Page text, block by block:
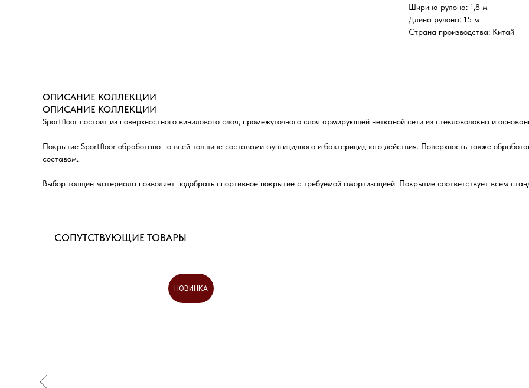
Ширина рулона: 1,8 м
Длина рулона: 15 м
Страна производства: Китай
ОПИСАНИЕ КОЛЛЕКЦИИ
ОПИСАНИЕ КОЛЛЕКЦИИ
Sportfloor состоит из поверхностного винилового слоя, промежуточного слоя армирующей нетканой сети из стекловолокна и
Покрытие Sportfloor обработано по всей толщине составами фунгицидного и бактерицидного действия. Поверхность также
составом.
Выбор толщин материала позволяет подобрать спортивное покрытие с требуемой амортизацией. Покрытие соответствует всем
СОПУТСТВУЮЩИЕ ТОВАРЫ
НОВИНКА